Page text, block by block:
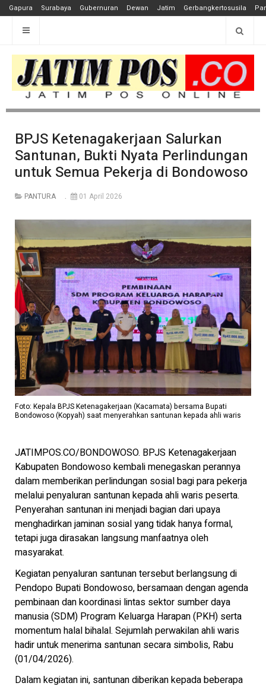
Gapura Surabaya Gubernuran Dewan Jatim Gerbangkertosusila
BPJS Ketenagakerjaan Salurkan
Santunan, Bukti Nyata Perlindungan
untuk Semua Pekerja di Bondowoso
PANTURA 01 April 2026
Foto: Kepala BPJS Ketenagakerjaan (Kacamata) bersama Bupati
Bondowoso (Kopyah) saat menyerahkan santunan kepada ahli waris
JATIMPOS.CO/BONDOWOSO. BPJS Ketenagakerjaan
Kabupaten Bondowoso kembali menegaskan perannya
dalam memberikan perlindungan sosial bagi para pekerja
melalui penyaluran santunan kepada ahli waris peserta.
Penyerahan santunan ini menjadi bagian dari upaya
menghadirkan jaminan sosial yang tidak hanya formal,
tetapi juga dirasakan langsung manfaatnya oleh
masyarakat.
Kegiatan penyaluran santunan tersebut berlangsung di
Pendopo Bupati Bondowoso, bersamaan dengan agenda
pembinaan dan koordinasi lintas sektor sumber daya
manusia (SDM) Program Keluarga Harapan (PKH) serta
momentum halal bihalal. Sejumlah perwakilan ahli waris
hadir untuk menerima santunan secara simbolis, Rabu
(01/04/2026).
Dalam kegiatan ini, santunan diberikan kepada beberapa